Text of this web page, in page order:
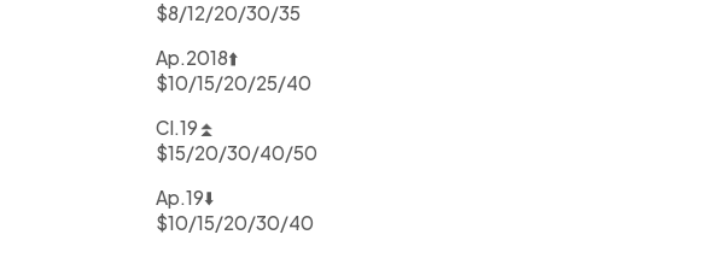
$8/12/20/30/35
Ap.2018⬆️
$10/15/20/25/40
Cl.19⏫
$15/20/30/40/50
Ap.19⬇️
$10/15/20/30/40